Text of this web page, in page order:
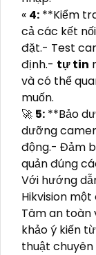
« 4: **Kiểm
cả các kết
đặt.- Test
định.- tự tin
và có thể
muốn.
🚀 5: **Bảo
dưỡng
động.- Đảm
quản đúng
Với hướng
Hikvision
Tâm an toàn
khảo ý kiến
thuật chuyên